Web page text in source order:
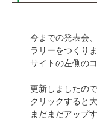
今までの発表会
ラリーをつくりま
サイトの左側の
更新しましたの
クリックすると
まだまだアップ